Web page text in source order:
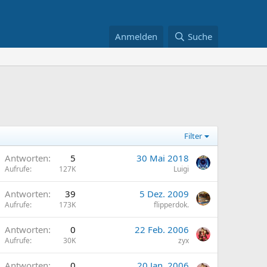
Anmelden Suche
Filter
Antworten 5
Aufrufe 127K
30 Mai 2018
Luigi
Antworten 39
Aufrufe 173K
5 Dez. 2009
flipperdok.
Antworten 0
Aufrufe 30K
22 Feb. 2006
zyx